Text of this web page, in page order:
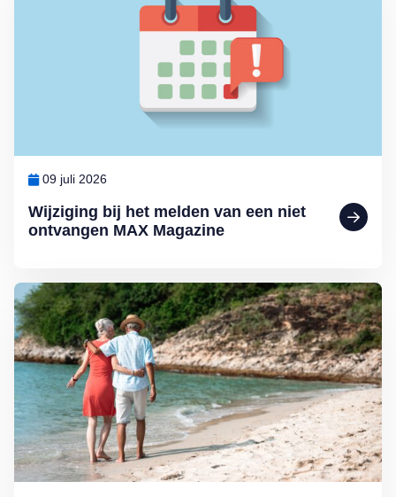
Wijziging bij het melden van een niet
ontvangen MAX Magazine
09 juli 2026
Lees meer over Senioren zijn reislustiger dan ooit